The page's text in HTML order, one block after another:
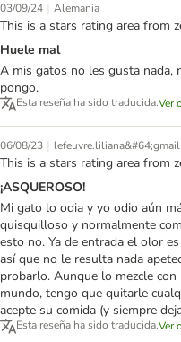
03/09/24 | Alemania
This is a stars rating area from
Huele mal
A mis gatos no les gusta nada,
pongo.
Esta reseña ha sido traducida.Ver
06/08/23 |
This is a stars rating area from
¡ASQUEROSO!
Mi gato lo odia y yo odio aún
quisquilloso y normalmente
esto no. Ya de entrada el olor
así que no le resulta nada
probarlo. Aunque lo mezcle
mundo, tengo que quitarle
acepte su comida (y siempre
Esta reseña ha sido traducida.Ver